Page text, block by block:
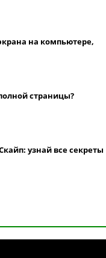
на компьютере,
страницы?
узнай все секреты